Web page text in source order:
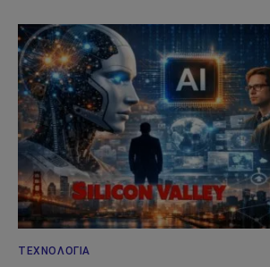
ΤΕΧΝΟΛΟΓΊΑ